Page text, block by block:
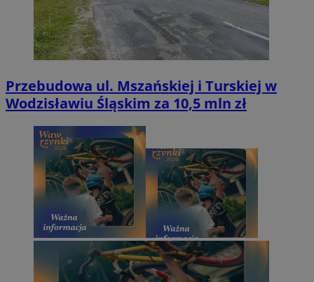
Przebudowa ul. Mszańskiej i Turskiej w
Wodzisławiu Śląskim za 10,5 mln zł